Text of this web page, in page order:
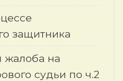
защитника
жалоба на
судьи по ч.2